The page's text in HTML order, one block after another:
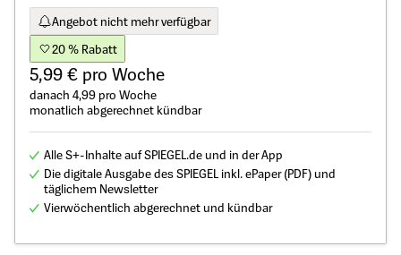
Angebot nicht mehr verfügbar
20 % Rabatt
5,99 € pro Woche
danach 4,99 pro Woche
monatlich abgerechnet kündbar
Alle S+-Inhalte auf SPIEGEL.de und in der App
Die digitale Ausgabe des SPIEGEL inkl. ePaper (PDF) und
täglichem Newsletter
Vierwöchentlich abgerechnet und kündbar